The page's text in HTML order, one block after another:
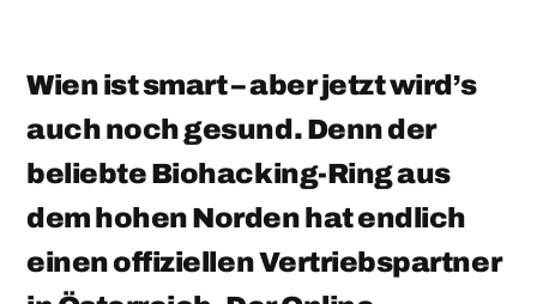
Wien ist smart – aber jetzt wird’s
auch noch gesund. Denn der
beliebte Biohacking-Ring aus
dem hohen Norden hat endlich
einen offiziellen Vertriebspartner